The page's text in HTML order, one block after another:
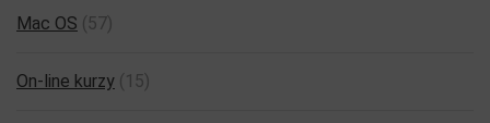
Mac OS (57)
On-line kurzy (15)